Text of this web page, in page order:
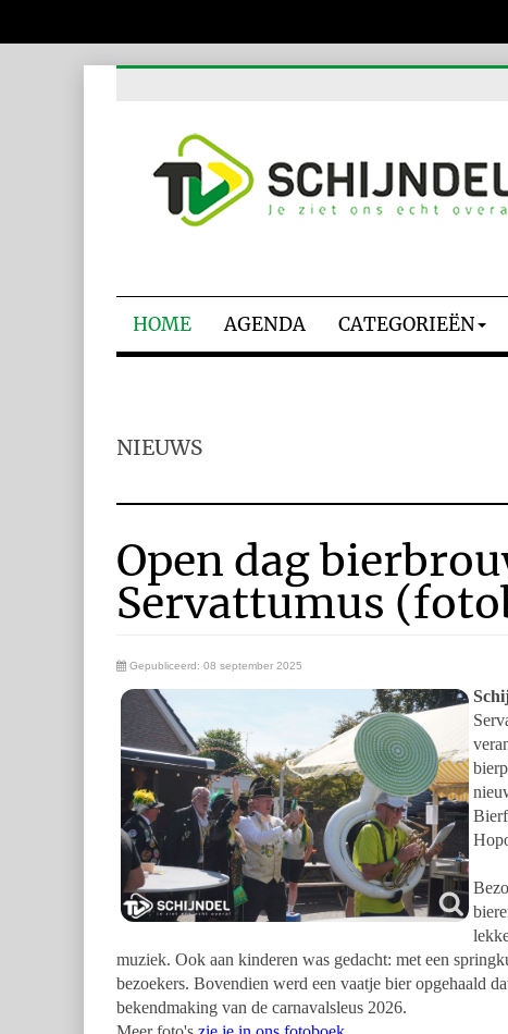
HOME AGENDA CATEGORIEËN
NIEUWS
Open dag
Servattumus
Gepubliceerd: 08 september 2025
muziek. Ook aan kinderen was gedacht: met een
bezoekers. Bovendien werd een vaatje bier opgehaald
bekendmaking van de carnavalsleus 2026.